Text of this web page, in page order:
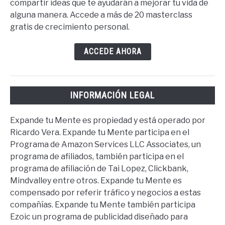
compartir ideas que te ayudarán a mejorar tu vida de
alguna manera. Accede a más de 20 masterclass
gratis de crecimiento personal.
ACCEDE AHORA
INFORMACIÓN LEGAL
Expande tu Mente es propiedad y está operado por
Ricardo Vera. Expande tu Mente participa en el
Programa de Amazon Services LLC Associates, un
programa de afiliados, también participa en el
programa de afiliación de Tai Lopez, Clickbank,
Mindvalley entre otros. Expande tu Mente es
compensado por referir tráfico y negocios a estas
compañías. Expande tu Mente también participa
Ezoic un programa de publicidad diseñado para